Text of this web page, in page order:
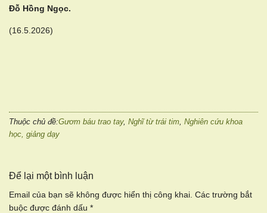
Đỗ Hồng Ngọc.
(16.5.2026)
Thuộc chủ đề:Gươm báu trao tay, Nghĩ từ trái tim, Nghiên cứu khoa
học, giảng dạy
Để lại một bình luận
Email của bạn sẽ không được hiển thị công khai. Các trường bắt
buộc được đánh dấu *